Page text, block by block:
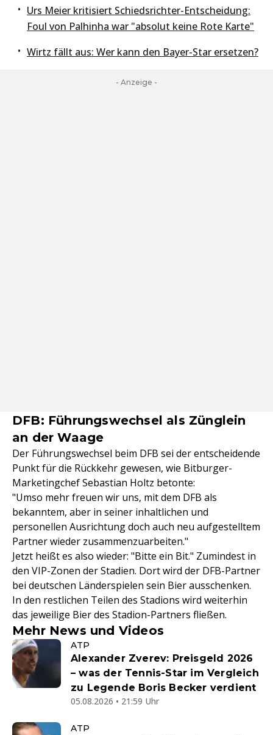
Urs Meier kritisiert Schiedsrichter-Entscheidung:
Foul von Palhinha war "absolut keine Rote Karte"
Wirtz fällt aus: Wer kann den Bayer-Star ersetzen?
- Anzeige -
DFB: Führungswechsel als Zünglein
an der Waage
Der Führungswechsel beim DFB sei der entscheidende
Punkt für die Rückkehr gewesen, wie Bitburger-
Marketingchef Sebastian Holtz betonte:
"Umso mehr freuen wir uns, mit dem DFB als
bekanntem, aber in seiner inhaltlichen und
personellen Ausrichtung doch auch neu aufgestelltem
Partner wieder zusammenzuarbeiten."
Jetzt heißt es also wieder: "Bitte ein Bit." Zumindest in
den VIP-Zonen der Stadien. Dort wird der DFB-Partner
bei deutschen Länderspielen sein Bier ausschenken.
In den restlichen Teilen des Stadions wird weiterhin
das jeweilige Bier des Stadion-Partners fließen.
Mehr News und Videos
ATP
Alexander Zverev: Preisgeld 2026
– was der Tennis-Star im Vergleich
zu Legende Boris Becker verdient
05.08.2026 • 21:59 Uhr
ATP